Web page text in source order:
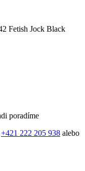
Fetish Jock Black
poradíme
+421 222 205 938 alebo